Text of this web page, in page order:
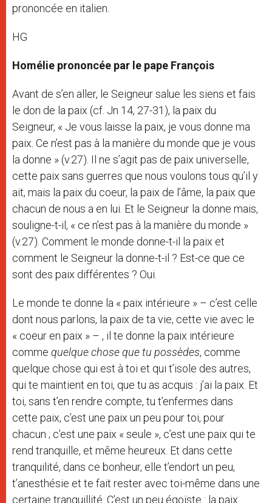
prononcée en italien.
HG
Homélie prononcée par le pape François
Avant de s’en aller, le Seigneur salue les siens et fais
le don de la paix (cf. Jn 14, 27-31), la paix du
Seigneur, « Je vous laisse la paix, je vous donne ma
paix. Ce n’est pas à la manière du monde que je vous
la donne » (v.27). Il ne s’agit pas de paix universelle,
cette paix sans guerres que nous voulons tous qu’il y
ait, mais la paix du coeur, la paix de l’âme, la paix que
chacun de nous a en lui. Et le Seigneur la donne mais,
souligne-t-il, « ce n’est pas à la manière du monde »
(v.27). Comment le monde donne-t-il la paix et
comment le Seigneur la donne-t-il ? Est-ce que ce
sont des paix différentes ? Oui.
Le monde te donne la « paix intérieure » – c’est celle
dont nous parlons, la paix de ta vie, cette vie avec le
« coeur en paix » – , il te donne la paix intérieure
comme quelque chose que tu possèdes, comme
quelque chose qui est à toi et qui t’isole des autres,
qui te maintient en toi, que tu as acquis : j’ai la paix. Et
toi, sans t’en rendre compte, tu t’enfermes dans
cette paix, c’est une paix un peu pour toi, pour
chacun ; c’est une paix « seule », c’est une paix qui te
rend tranquille, et même heureux. Et dans cette
tranquilité, dans ce bonheur, elle t’endort un peu,
t’anesthésie et te fait rester avec toi-même dans une
certaine tranquillité. C’est un peu égoïste : la paix